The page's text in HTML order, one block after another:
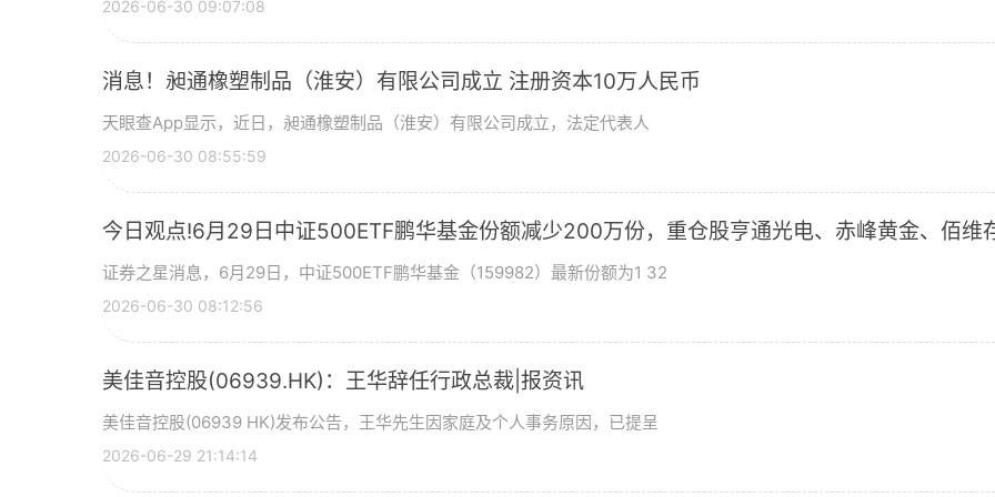
2026-06-30 09:07:08
消息！昶通橡塑制品（淮安）有限公司成立 注册资本10万人民币
天眼查App显示，近日，昶通橡塑制品（淮安）有限公司成立，法定代表人
2026-06-30 08:55:59
今日观点!6月29日中证500ETF鹏华基金份额减少200万份，重仓股亨通光电、赤峰黄金、佰维
证券之星消息，6月29日，中证500ETF鹏华基金（159982）最新份额为1 32
2026-06-30 08:12:56
美佳音控股(06939.HK)：王华辞任行政总裁|报资讯
美佳音控股(06939 HK)发布公告，王华先生因家庭及个人事务原因，已提呈
2026-06-29 21:14:14